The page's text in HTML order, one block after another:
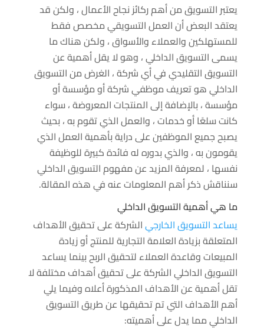
يعتبر التسويق من أهم ركائز نجاح الأعمال ، ولكن قد
يعتقد البعض أن العمل التسويقي مخصص فقط
للمستهلكين والعملاء والأسواق ، ولكن هناك ما
يسمى التسويق الداخلي ، وهو لا يقل أهمية عن
التسويق التقليدي في أي شركة ، الغرض من التسويق
الداخلي هو تعريف موظفي شركة أو مؤسسة أو
مؤسسة ، بالإضافة إلى المنتجات المعروضة ، سواء
كانت سلعًا أو خدمات ، والعمل الذي تقوم به ، بحيث
يصبح جميع الموظفين على دراية بأهمية العمل الذي
يقومون به ، والذي بدوره له فائدة كبيرة للوظيفة
نفسها ، لمعرفة المزيد عن مفهوم التسويق الداخلي
سنناقش ذكر أهم المعلومات عنه في هذه المقالة.
ما هي أهمية التسويق الداخلي
يساعد التسويق الخارجيالشركة على تحقيق الأهداف
المتعلقة بزيادة العلامة التجارية للمنتج أو زيادة
المبيعات وقاعدة العملاء لتحقيق الربح بينما يساعد
التسويق الداخلي الشركة على تحقيق أهداف مختلفة لا
تقل أهمية عن الأهداف المذكورة أعلاه وفيما يلي
أهم الأهداف التي تم تحقيقها عن طريق التسويق
الداخلي مما يدل على أهميته: